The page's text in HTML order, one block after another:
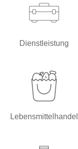
Dienstleistung
Lebensmittelhandel